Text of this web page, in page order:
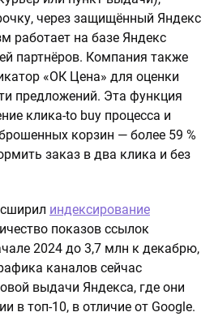
через защищённый Яндекс
работает на базе Яндекс
партнёров. Компания также
«ОК Цена» для оценки
предложений. Эта функция
клика-to buy процесса и
корзин — более 59 %
заказ в два клика и без
индексирование
показов ссылок
2024 до 3,7 млн к декабрю,
каналов сейчас
выдачи Яндекса, где они
в топ-10, в отличие от Google.